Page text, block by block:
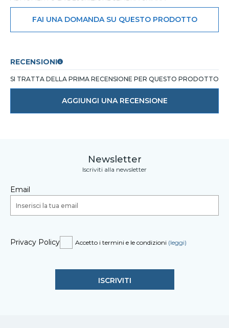
FAI UNA DOMANDA SU QUESTO PRODOTTO
RECENSIONI
SI TRATTA DELLA PRIMA RECENSIONE PER QUESTO PRODOTTO
AGGIUNGI UNA RECENSIONE
Newsletter
Iscriviti alla newsletter
Email
Privacy Policy Accetto i termini e le condizioni (leggi)